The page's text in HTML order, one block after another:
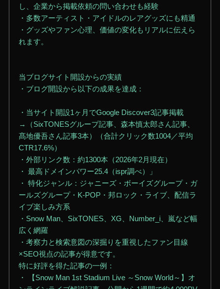
し、企業から掲載依頼の問い合わせも経験
・多数アーティスト・アイドルのレアグッズにも精通
・グッズやファン心理、価値の変化もリアルに伝えら
れます。
当ブログサイト開設からの実績
・ブログ開設から以下の成果を達成：
・当サイト開設1ヶ月でGoogle Discover3記事掲載
→（SixTONESグループ記事、森本慎太郎さん記事、
髙地優吾さん記事3本）（合計クリック数1004／平均
CTR17.6%）
・外部リンク数：約1300本（2026年2月現在）
・ 最高ドメインパワー25.4（ispr調べ）」
・ 特化ジャンル：ジャニーズ・ボーイズグループ・ガ
ールズグループ・K-POP・邦ロック・ライブ、配信ラ
イブ楽しみ方系
・Snow Man、SixTONES、XG、Number_i、嵐など幅
広く網羅
・考察力と検索意図の深掘りを重視したファン目線
×SEO視点の記事が得意です。
特に好評を得た記事の一例：
・ 【Snow Man 1st Stadium Live ～Snow World～】オ